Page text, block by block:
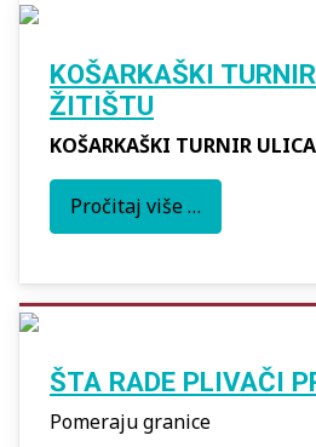
KOŠARKAŠKI
ŽITIŠTU
KOŠARKAŠKI TURNIR
Pročitaj više …
ŠTA RADE PLIVAČI
Pomeraju granice